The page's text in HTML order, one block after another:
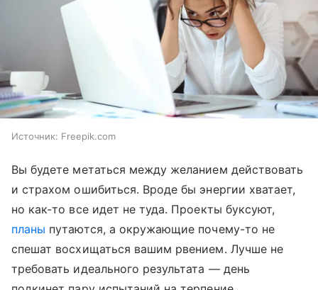
Источник: Freepik.com
Вы будете метаться между желанием действовать
и страхом ошибиться. Вроде бы энергии хватает,
но как-то все идет не туда. Проекты буксуют,
планы путаются, а окружающие почему-то не
спешат восхищаться вашим рвением. Лучше не
требовать идеального результата — день